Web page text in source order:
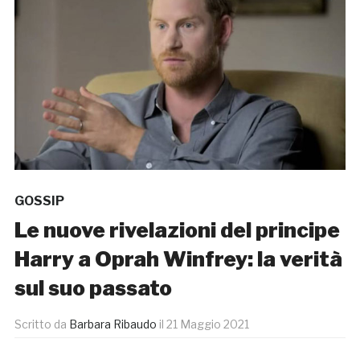
GOSSIP
Le nuove rivelazioni del principe
Harry a Oprah Winfrey: la verità
sul suo passato
Scritto da Barbara Ribaudo il 21 Maggio 2021